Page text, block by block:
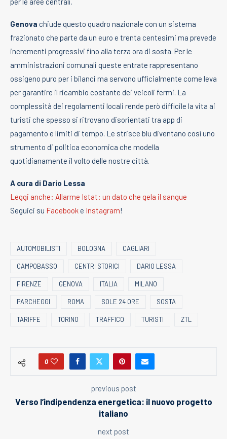
Genova chiude questo quadro nazionale con un sistema
frazionato che parte da un euro e trenta centesimi ma prevede
incrementi progressivi fino alla terza ora di sosta. Per le
amministrazioni comunali queste entrate rappresentano
ossigeno puro per i bilanci ma servono ufficialmente come leva
per garantire il ricambio costante dei veicoli fermi. La
complessità dei regolamenti locali rende però difficile la vita ai
turisti che spesso si ritrovano disorientati tra app di
pagamento e limiti di tempo. Le strisce blu diventano così uno
strumento di politica economica che modella
quotidianamente il volto delle nostre città.
A cura di Dario Lessa
Leggi anche: Allarme Istat: un dato che gela il sangue
Seguici su Facebooke Instagram!
AUTOMOBILISTI BOLOGNA CAGLIARI
CAMPOBASSO CENTRI STORICI DARIO LESSA
FIRENZE GENOVA ITALIA MILANO
PARCHEGGI ROMA SOLE 24 ORE SOSTA
TARIFFE TORINO TRAFFICO TURISTI ZTL
0
previous post
Verso l’indipendenza energetica: il nuovo progetto
italiano
next post